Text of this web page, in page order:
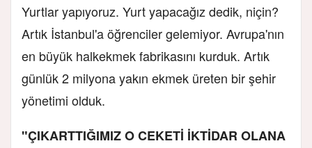
Yurtlar yapıyoruz. Yurt yapacağız dedik, niçin?
Artık İstanbul'a öğrenciler gelemiyor. Avrupa'nın
en büyük halkekmek fabrikasını kurduk. Artık
günlük 2 milyona yakın ekmek üreten bir şehir
yönetimi olduk.
"ÇIKARTTIĞIMIZ O CEKETİ İKTİDAR OLANA